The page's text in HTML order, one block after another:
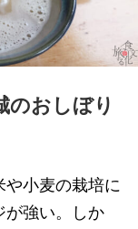
おしぼり
小麦の栽培に
が強い。しか